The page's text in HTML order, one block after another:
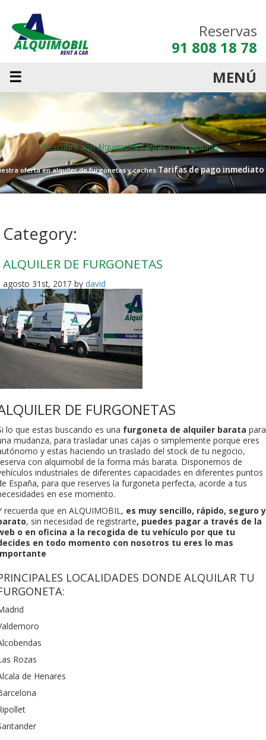
Reservas
91 808 18 78
☰
MENÚ
Descubre con AlquimobilTarifas todo incluido
oferta en alquiler de furgonetas y coches Tarifas de pago inmediato
Category:
ALQUILER DE FURGONETAS
agosto 31st, 2017 by david
DE FURGONETAS
lo que estas buscando es una furgoneta de alquiler barata para
mudanza, para trasladar unas cajas o simplemente porque eres
y estas haciendo un traslado del stock de tu negocio,
con alquimobil de la forma más barata. Disponemos de
industriales de diferentes capacidades en diferentes puntos
España, para que reserves la furgoneta perfecta, acorde a tus
en ese momento.
recuerda que en ALQUIMOBIL, es muy sencillo, rápido, seguro y
, sin necesidad de registrarte, puedes pagar a través de la
o en oficina a la recogida de tu vehículo por que tu
en todo momento con nosotros tu eres lo mas
LOCALIDADES DONDE ALQUILAR TU
Rozas
de Henares